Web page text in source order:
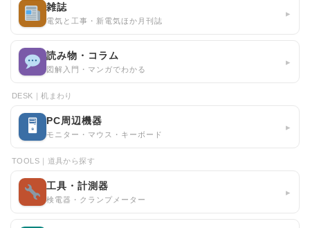
雑誌
電気と工事・新電気ほか月刊誌
▸
読み物・コラム
図解入門・マンガでわかる
▸
DESK｜机まわり
🖥 PC周辺機器
モニター・マウス・キーボード
▸
TOOLS｜道具から探す
工具・計測器
検電器・クランプメーター
▸